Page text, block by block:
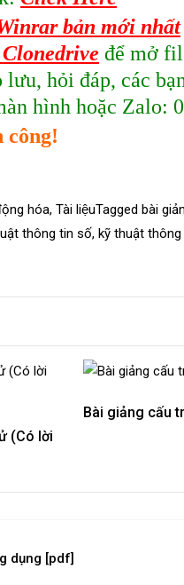
bản mới nhất
để mở
hỏi đáp, các
hình hoặc Zalo:
công!
hóa, Tài liệuTagged bài
thông tin số, kỹ thuật
(Có lời
Bài giảng cấu
dụng [pdf]